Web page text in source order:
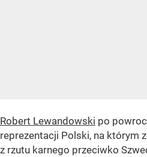
Robert Lewandowski po
reprezentacji Polski, na którym
z rzutu karnego przeciwko